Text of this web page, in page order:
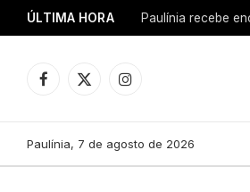
ÚLTIMA HORA
Facebook
X
Instagram
Paulínia, 7 de agosto de 2026